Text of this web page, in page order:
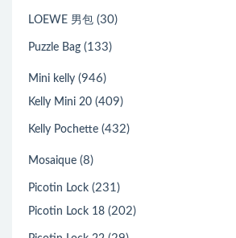
LOEWE 男包 (30)
Puzzle Bag (133)
Mini kelly (946)
Kelly Mini 20 (409)
Kelly Pochette (432)
Mosaique (8)
Picotin Lock (231)
Picotin Lock 18 (202)